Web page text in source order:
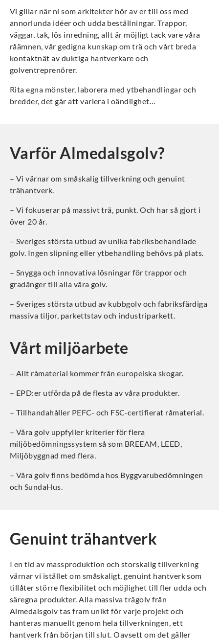
Vi gillar när ni som arkitekter hör av er till oss med
annorlunda idéer och udda beställningar. Trappor,
väggar, tak, lös inredning, allt är möjligt tack vare våra
råämnen, vår gedigna kunskap om trä och vårt breda
kontaktnät av duktiga hantverkare och
golventreprenörer.
Rita egna mönster, laborera med ytbehandlingar och
bredder, det går att variera i oändlighet…
Varför Almedalsgolv?
– Vi värnar om småskalig tillverkning och genuint
trähantverk.
– Vi fokuserar på massivt trä, punkt. Och har så gjort i
över 20 år.
– Sveriges största utbud av unika fabriksbehandlade
golv. Ingen slipning eller ytbehandling behövs på plats.
– Snygga och innovativa lösningar för trappor och
gradänger till alla våra golv.
– Sveriges största utbud av kubbgolv och fabriksfärdiga
massiva tiljor, parkettstav och industriparkett.
Vårt miljöarbete
– Allt råmaterial kommer från europeiska skogar.
– EPD:er utförda på de flesta av våra produkter.
– Tillhandahåller PEFC- och FSC-certifierat råmaterial.
– Våra golv uppfyller kriterier för flera
miljöbedömningssystem så som BREEAM, LEED,
Miljöbyggnad med flera.
– Våra golv finns bedömda hos Byggvarubedömningen
och SundaHus.
Genuint trähantverk
I en tid av massproduktion och storskalig tillverkning
värnar vi istället om småskaligt, genuint hantverk som
tillåter större flexibilitet och möjlighet till fler udda och
säregna produkter. Alla massiva trägolv från
Almedalsgolv tas fram unikt för varje projekt och
hanteras manuellt genom hela tillverkningen, ett
hantverk från början till slut. Oavsett om det gäller